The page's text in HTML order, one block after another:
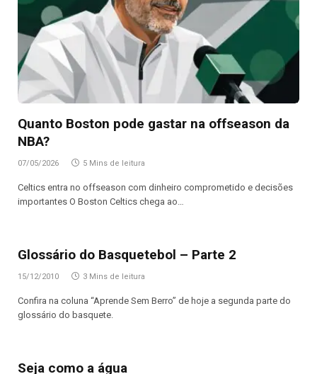
Quanto Boston pode gastar na offseason da
NBA?
07/05/2026 5 Mins de leitura
Celtics entra no offseason com dinheiro comprometido e decisões
importantes O Boston Celtics chega ao…
Glossário do Basquetebol – Parte 2
15/12/2010 3 Mins de leitura
Confira na coluna “Aprende Sem Berro” de hoje a segunda parte do
glossário do basquete.
Seja como a água